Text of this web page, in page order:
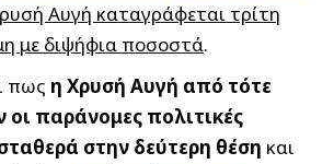
Αυγή καταγράφεται τρίτη
με διψήφια ποσοστά.
πως η Χρυσή Αυγή από τότε
οι παράνομες πολιτικές
στην δεύτερη θέση και